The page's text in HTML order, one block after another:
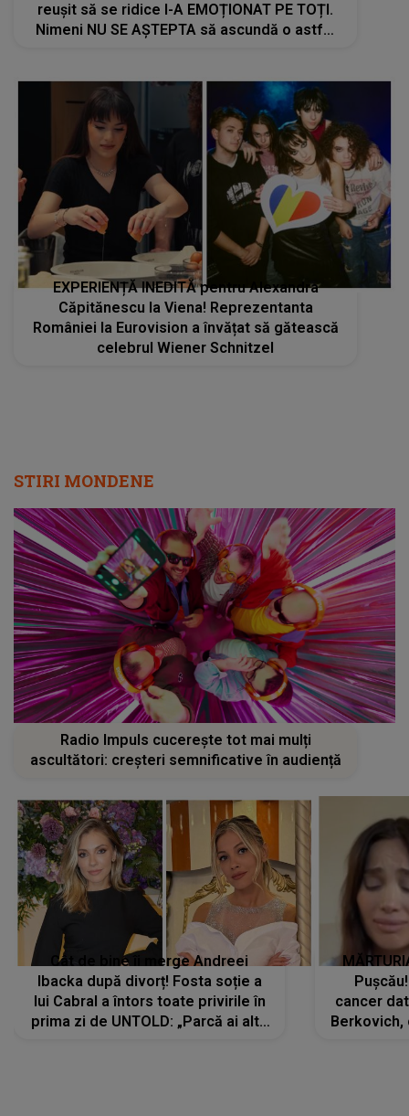
reușit să se ridice I-A EMOȚIONAT PE TOȚI.
Nimeni NU SE AȘTEPTA să ascundă o astfel
EXPERIENȚĂ INEDITĂ pentru Alexandra
Căpitănescu la Viena! Reprezentanta
României la Eurovision a învățat să gătească
celebrul Wiener Schnitzel
STIRI MONDENE
Radio Impuls cucerește tot mai mulți
ascultători: creșteri semnificative în audiență
Cât de bine îi merge Andreei
Ibacka după divorț! Fosta soție a
lui Cabral a întors toate privirile în
prima zi de UNTOLD: „Parcă ai altă
cancer
Berkovich,